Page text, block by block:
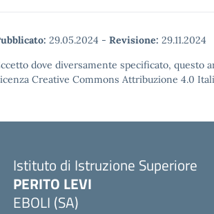
29.05.2024 - Revisione: 29.11.2024
dove diversamente specificato, questo
Creative Commons Attribuzione 4.0
Istituto di Istruzione Superiore
PERITO LEVI
EBOLI (SA)